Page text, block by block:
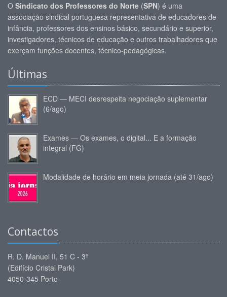
O Sindicato dos Professores do Norte (SPN) é uma
associação sindical portuguesa representativa de educadores de
infância, professores dos ensinos básico, secundário e superior,
investigadores, técnicos de educação e outros trabalhadores que
exerçam funções docentes, técnico-pedagógicas.
Últimas
ECD — MECI desrespeita negociação suplementar
(6/ago)
Exames — Os exames, o digital... E a formação
integral (FG)
Modalidade de horário em meia jornada (até 31/ago)
Contactos
R. D. Manuel II, 51 C - 3º
(Edifício Cristal Park)
4050-345 Porto